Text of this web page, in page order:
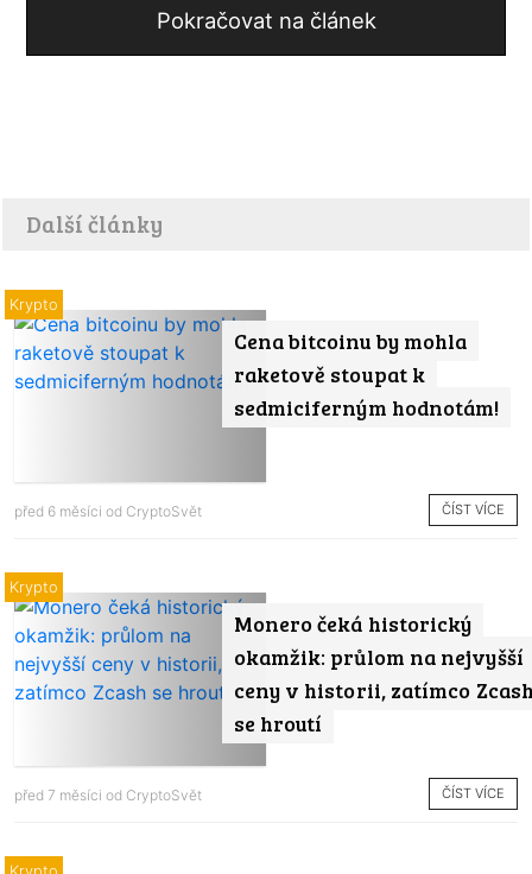
Pokračovat na článek
Další články
Cena bitcoinu by mohla
raketově stoupat k
sedmiciferným hodnotám!
Krypto
před 6 měsíci od CryptoSvět ČÍST VÍCE
Monero čeká historický
okamžik: průlom na nejvyšší
ceny v historii, zatímco
se hroutí
Krypto
před 7 měsíci od CryptoSvět ČÍST VÍCE